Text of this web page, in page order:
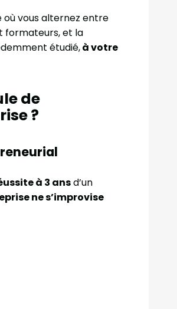
où vous alternez entre
formateurs, et la
étudié,à votre
de
?
à 3 ansd’un
ne s’improvise